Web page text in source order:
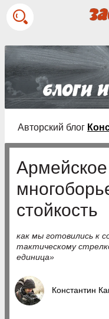
Авторский блог
стойкость
как мы готовились к
тактическому
единица»
Константин